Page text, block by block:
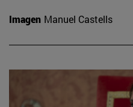
Imagen Manuel Castells